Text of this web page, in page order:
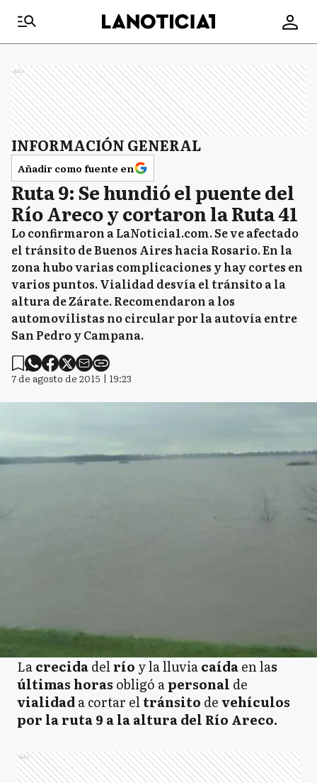
Ads
INFORMACIÓN GENERAL
Añadir como fuente en
Ruta 9: Se hundió el puente del
Río Areco y cortaron la Ruta 41
Lo confirmaron a LaNoticia1.com. Se ve afectado
el tránsito de Buenos Aires hacia Rosario. En la
zona hubo varias complicaciones y hay cortes en
varios puntos. Vialidad desvía el tránsito a la
altura de Zárate. Recomendaron a los
automovilistas no circular por la autovía entre
San Pedro y Campana.
7 de agosto de 2015 | 19:23
Lacrecidadelrío y la lluviacaídaen las
últimas horas obligó apersonal de
vialidada cortar eltránsito devehículos
por la ruta 9 a la altura del Río Areco.
Ads